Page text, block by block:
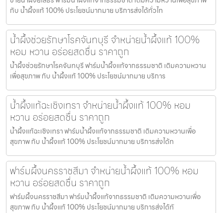
กับ น้ำผึ้งแท้ 100% ประโยชน์มากมาย บริการส่งได้ทั่วไท
น้ำผึ้งช่วยรักษาโรคจันทบุรี จำหน่ายน้ำผึ้งแท้ 100%
หอม หวาน อร่อยสดชื่น ราคาถูก
น้ำผึ้งช่วยรักษาโรคจันทบุรี ฟาร์มน้ำผึ้งแท้จากธรรมชาติ เติมความหวาน
เพื่อสุขภาพ กับ น้ำผึ้งแท้ 100% ประโยชน์มากมาย บริการ
น้ำผึ้งแท้ฉะเชิงเทรา จำหน่ายน้ำผึ้งแท้ 100% หอม
หวาน อร่อยสดชื่น ราคาถูก
น้ำผึ้งแท้ฉะเชิงเทรา ฟาร์มน้ำผึ้งแท้จากธรรมชาติ เติมความหวานเพื่อ
สุขภาพ กับ น้ำผึ้งแท้ 100% ประโยชน์มากมาย บริการส่งได้ท
ฟาร์มผึ้งนครราชสีมา จำหน่ายน้ำผึ้งแท้ 100% หอม
หวาน อร่อยสดชื่น ราคาถูก
ฟาร์มผึ้งนครราชสีมา ฟาร์มน้ำผึ้งแท้จากธรรมชาติ เติมความหวานเพื่อ
สุขภาพ กับ น้ำผึ้งแท้ 100% ประโยชน์มากมาย บริการส่งได้ทั